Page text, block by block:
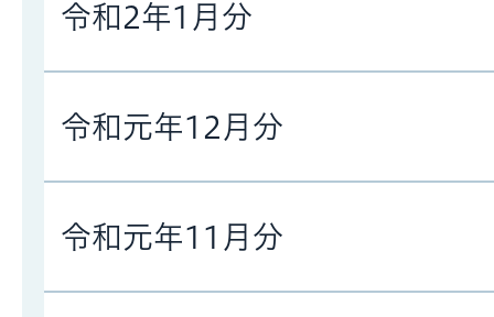
令和2年1月分
令和元年12月分
令和元年11月分